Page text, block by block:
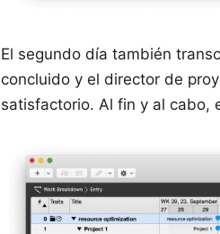
El segundo día también
concluido y el director de
satisfactorio. Al fin y al cabo,